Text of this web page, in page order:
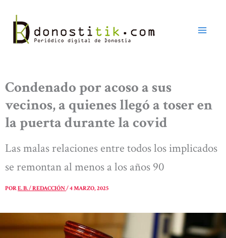
contenido
Condenado por acoso a sus
vecinos, a quienes llegó a toser en
la puerta durante la covid
Las malas relaciones entre todos los implicados
se remontan al menos a los años 90
PORE. B. / REDACCIÓN/4 MARZO, 2025